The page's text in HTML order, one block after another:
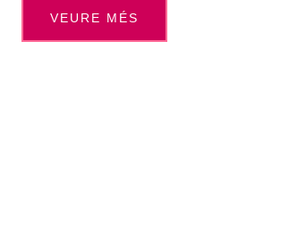
VEURE MÉS